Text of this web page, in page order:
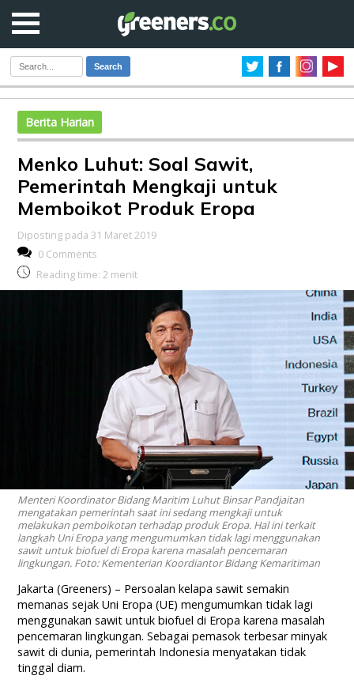
Search
Berita Harian
Menko Luhut: Soal Sawit,
Pemerintah Mengkaji untuk
Memboikot Produk Eropa
Diposting pada 31 Maret 2019
0 Comments
Reading time: 2 menit
Menteri Koordinator Bidang Maritim Luhut Binsar Pandjaitan
mengatakan pemerintah saat ini sedang mengkaji untuk
melakukan pemboikotan terhadap produk Eropa. Hal ini terkait
langkah Uni Eropa yang mengumumkan tidak lagi menggunakan
sawit untuk biofuel di Eropa karena masalah pencemaran
lingkungan. Foto: Kementerian Koordiantor Bidang Kemaritiman
Jakarta (Greeners) – Persoalan kelapa sawit semakin
memanas sejak Uni Eropa (UE) mengumumkan tidak lagi
menggunakan sawit untuk biofuel di Eropa karena masalah
pencemaran lingkungan. Sebagai pemasok terbesar minyak
sawit di dunia, pemerintah Indonesia menyatakan tidak
tinggal diam.